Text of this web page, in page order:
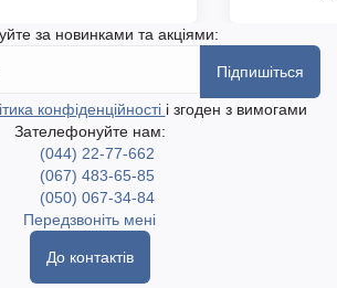
за новинками та акціями:
Підпишіться
конфіденційності і згоден з вимогами
Зателефонуйте нам:
(044) 22-77-662
(067) 483-65-85
(050) 067-34-84
Передзвоніть мені
До контактів